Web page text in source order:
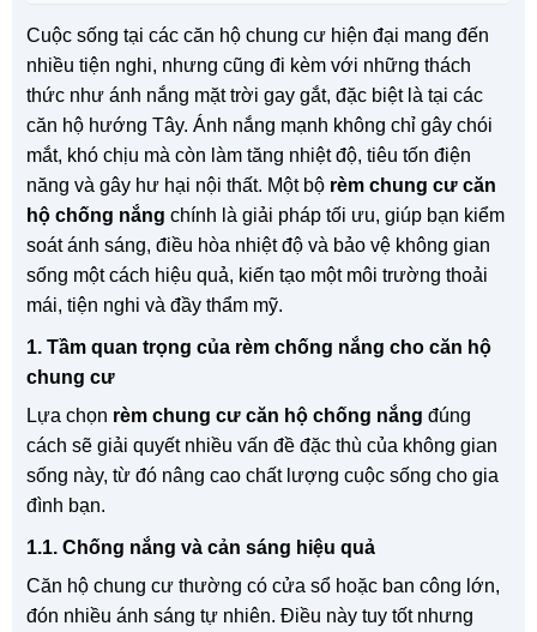
Cuộc sống tại các căn hộ chung cư hiện đại mang đến
nhiều tiện nghi, nhưng cũng đi kèm với những thách
thức như ánh nắng mặt trời gay gắt, đặc biệt là tại các
căn hộ hướng Tây. Ánh nắng mạnh không chỉ gây chói
mắt, khó chịu mà còn làm tăng nhiệt độ, tiêu tốn điện
năng và gây hư hại nội thất. Một bộ rèm chung cư căn
hộ chống nắng chính là giải pháp tối ưu, giúp bạn kiểm
soát ánh sáng, điều hòa nhiệt độ và bảo vệ không gian
sống một cách hiệu quả, kiến tạo một môi trường thoải
mái, tiện nghi và đầy thẩm mỹ.
1. Tầm quan trọng của rèm chống nắng cho căn hộ
chung cư
Lựa chọn rèm chung cư căn hộ chống nắng đúng
cách sẽ giải quyết nhiều vấn đề đặc thù của không gian
sống này, từ đó nâng cao chất lượng cuộc sống cho gia
đình bạn.
1.1. Chống nắng và cản sáng hiệu quả
Căn hộ chung cư thường có cửa sổ hoặc ban công lớn,
đón nhiều ánh sáng tự nhiên. Điều này tuy tốt nhưng